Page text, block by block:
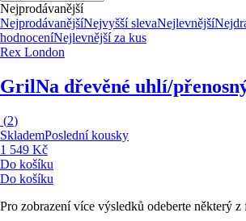
Nejprodávanější
NejprodávanějšíNejvyšší slevaNejlevnější
hodnoceníNejlevnější za kus
Rex London
GrilNa dřevěné uhlí/
(2)
SklademPoslední kousky
1 549 Kč
Do košíku
Do košíku
Pro zobrazení více výsledků odeberte některý z